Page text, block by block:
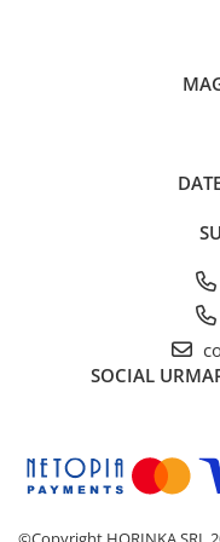
• Îndepărtați
SOCIAL